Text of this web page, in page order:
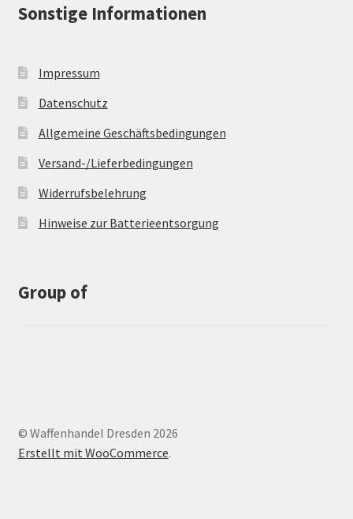
Sonstige Informationen
Impressum
Datenschutz
Allgemeine Geschäftsbedingungen
Versand-/Lieferbedingungen
Widerrufsbelehrung
Hinweise zur Batterieentsorgung
Group of
© Waffenhandel Dresden 2026
Erstellt mit WooCommerce.